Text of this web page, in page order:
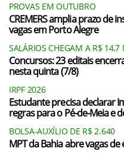
PROVAS EM OUTUBRO
CREMERS amplia prazo de
vagas em Porto Alegre
SALÁRIOS CHEGAM A R$ 14,7
Concursos: 23 editais
nesta quinta (7/8)
IRPF 2026
Estudante precisa declarar
regras para o Pé-de-Meia e
BOLSA-AUXÍLIO DE R$ 2.640
MPT da Bahia abre vagas de